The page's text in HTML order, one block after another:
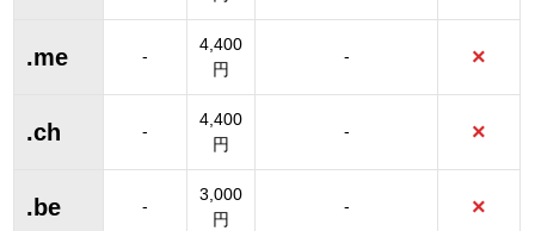
.me -
4,400
円
- ×
.ch -
4,400
円
- ×
.be -
3,000
円
- ×